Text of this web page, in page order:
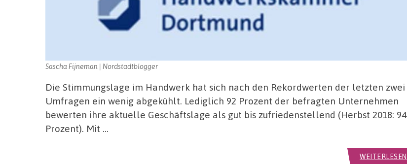
Sascha Fijneman | Nordstadtblogger
Die Stimmungslage im Handwerk hat sich nach den Rekordwerten der letzten zwei
Umfragen ein wenig abgekühlt. Lediglich 92 Prozent der befragten Unternehmen
bewerten ihre aktuelle Geschäftslage als gut bis zufriedenstellend (Herbst 2018: 94
Prozent). Mit …
WEITERLESEN